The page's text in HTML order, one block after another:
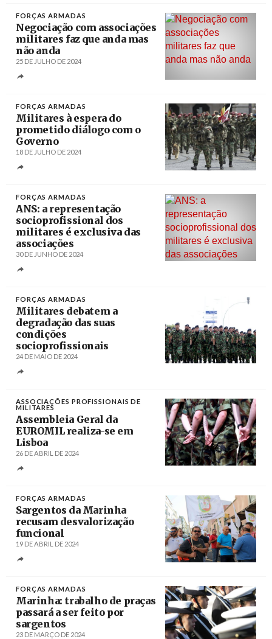
FORÇAS ARMADAS
Negociação com associações
militares faz que anda mas
não anda
25 DE JULHO DE 2024
FORÇAS ARMADAS
Militares à espera do
prometido diálogo com o
Governo
18 DE JULHO DE 2024
FORÇAS ARMADAS
ANS: a representação
socioprofissional dos
militares é exclusiva das
associações
30 DE JUNHO DE 2024
FORÇAS ARMADAS
Militares debatem a
degradação das suas
condições
socioprofissionais
24 DE MAIO DE 2024
ASSOCIAÇÕES PROFISSIONAIS DE
MILITARES
Assembleia Geral da
EUROMIL realiza-se em
Lisboa
26 DE ABRIL DE 2024
FORÇAS ARMADAS
Sargentos da Marinha
recusam desvalorização
funcional
19 DE ABRIL DE 2024
FORÇAS ARMADAS
Marinha: trabalho de praças
passará a ser feito por
sargentos
23 DE MARÇO DE 2024